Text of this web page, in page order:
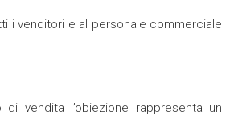
i venditori e al personale commerciale
vendita l’obiezione rappresenta un